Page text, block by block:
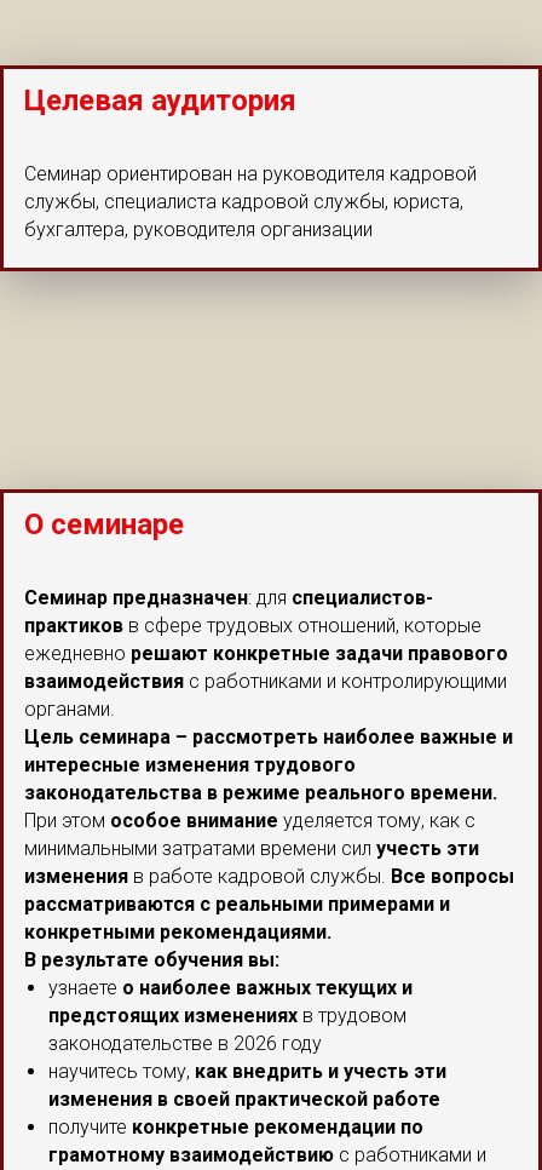
Целевая аудитория
Семинар ориентирован на руководителя кадровой
службы, специалиста кадровой службы, юриста,
бухгалтера, руководителя организации
О семинаре
Семинар предназначен: для специалистов-
практиков в сфере трудовых отношений, которые
ежедневно решают конкретные задачи правового
взаимодействия с работниками и контролирующими
органами.
Цель семинара – рассмотреть наиболее важные и
интересные изменения трудового
законодательства в режиме реального времени.
При этом особое внимание уделяется тому, как с
минимальными затратами времени сил учесть эти
изменения в работе кадровой службы. Все вопросы
рассматриваются с реальными примерами и
конкретными рекомендациями.
В результате обучения вы:
узнаете о наиболее важных текущих и
предстоящих изменениях в трудовом
законодательстве в 2026 году
научитесь тому, как внедрить и учесть эти
изменения в своей практической работе
получите конкретные рекомендации по
грамотному взаимодействию с работниками и